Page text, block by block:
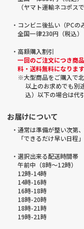
（ヤマト運輸ネコポス
・コンビニ後払い（PCの
全国一律230円（税込）
・高額購入割引
一回のご注文につき商
料・送料無料になります
※大型商品をご購入で
以上のお求めでも別
込）以下の場合は代
お届けについて
・通常は準備が整い次第
「できるだけ早い日程
・選択出来る配送時間帯
午前中（8時～12時）
12時-14時
14時-16時
16時-18時
18時-20時
18時-21時
19時-21時